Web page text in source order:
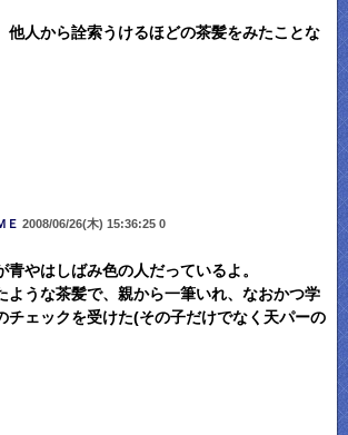
他人から詮索うけるほどの茶髪をみたことな
Ｅ 2008/06/26(木) 15:36:25 0
青やはしばみ色の人だっているよ。
ような茶髪で、親から一筆いれ、なおかつ学
チェックを受けた(その子だけでなく天パーの